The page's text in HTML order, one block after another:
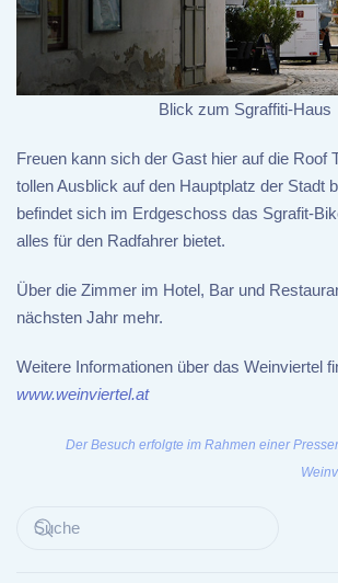
Blick zum Sgraffiti-Haus
Freuen kann sich der Gast hier auf die Roof
tollen Ausblick auf den Hauptplatz der Stadt
befindet sich im Erdgeschoss das Sgrafit-
alles für den Radfahrer bietet.
Über die Zimmer im Hotel, Bar und
nächsten Jahr mehr.
Weitere Informationen über das Weinviertel
www.weinviertel.at
Der Besuch erfolgte im Rahmen einer